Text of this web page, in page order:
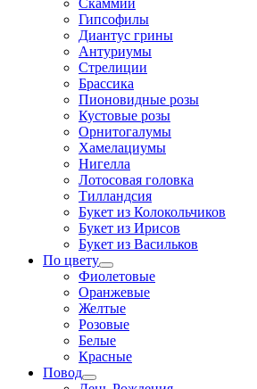
Гипсофилы
Диантус грины
Антуриумы
Стрелиции
Брассика
Пионовидные розы
Кустовые розы
Орнитогалумы
Хамелациумы
Нигелла
Лотосовая головка
Тилландсия
Букет из Колокольчиков
Букет из Ирисов
Букет из Васильков
По цвету
Фиолетовые
Оранжевые
Желтые
Розовые
Белые
Красные
Повод